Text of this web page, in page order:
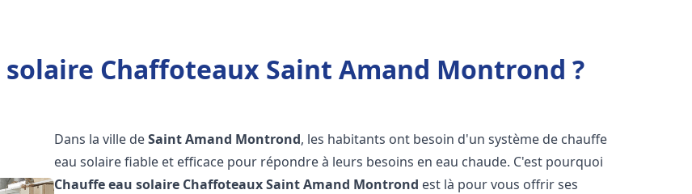
solaire Chaffoteaux Saint Amand Montrond ?
Dans la ville deSaint Amand Montrond, les habitants ont besoin d'un système de chauffe
eau solaire fiable et efficace pour répondre à leurs besoins en eau chaude. C'est pourquoi
Chauffe eau solaire ChaffoteauxSaint Amand Montrond est là pour vous offrir ses